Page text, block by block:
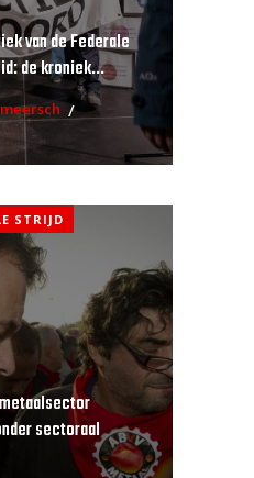
van de Federale
de kroniek...
STRIJD
sectoraal